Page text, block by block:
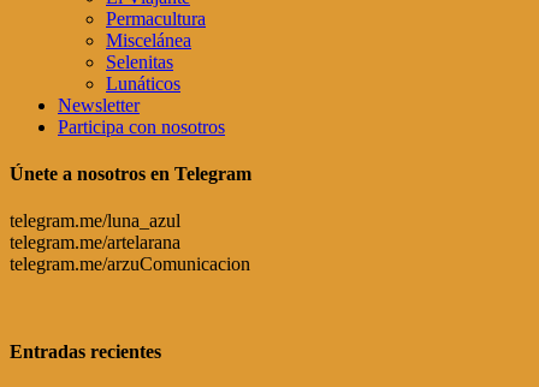
Permacultura
Miscelánea
Selenitas
Lunáticos
Newsletter
Participa con nosotros
Únete a nosotros en Telegram
telegram.me/luna_azul
telegram.me/artelarana
telegram.me/arzuComunicacion
Entradas recientes